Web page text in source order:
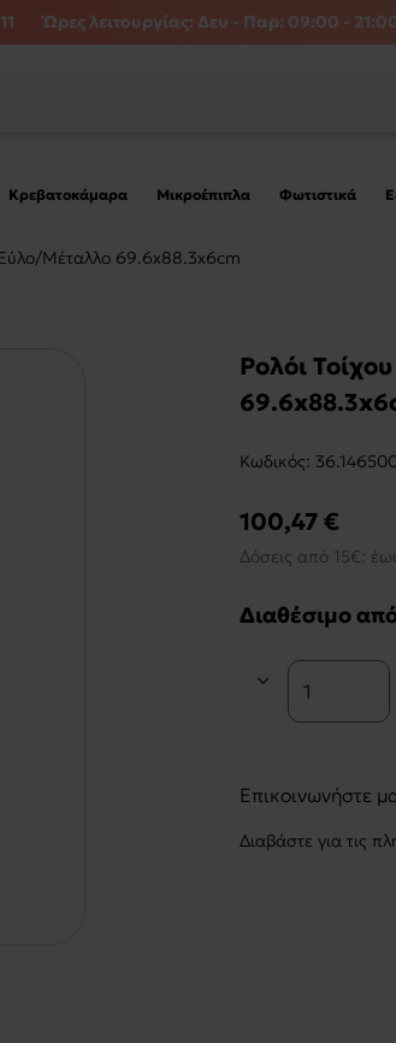
Ώρες λειτουργίας: Δευ - Παρ: 09:00 -
Κρεβατοκάμαρα Μικροέπιπλα Φωτιστικά
Μέταλλο 69.6x88.3x6cm
Ρολόι
Kωδικός:
100,47 €
Δόσεις από 15€:
Διαθέσιμο
Επικοινωνήστε
Διαβάστε για τις